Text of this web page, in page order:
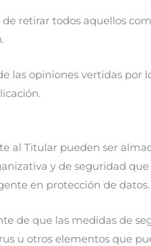
retirar todos aquellos
las opiniones vertidas
al Titular pueden ser
y de seguridad
en protección de datos.
de que las medidas de
u otros elementos que